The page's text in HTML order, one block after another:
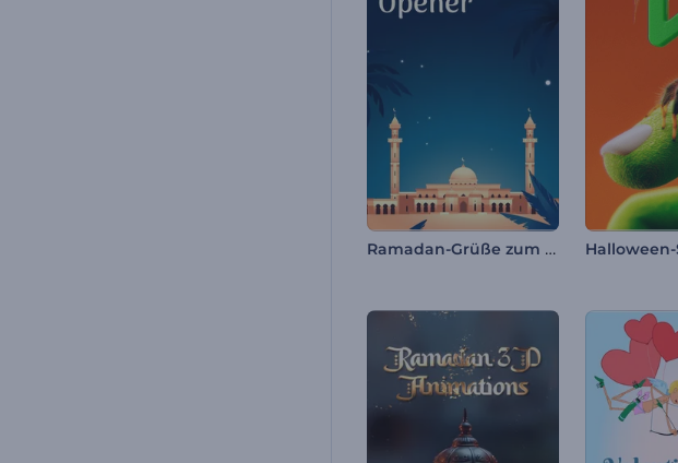
Ramadan-Grüße zum Einstieg